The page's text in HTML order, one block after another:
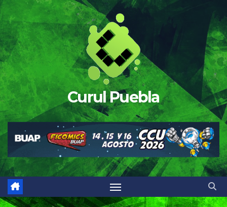
Saltar
al
contenido
Curul Puebla